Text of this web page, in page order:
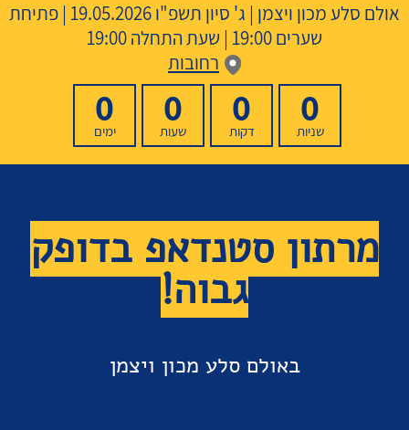
אולם סלע מכון ויצמן | ג' סיון תשפ"ו
19.05.2026 | פתיחת
שערים 19:00 | שעת התחלה 19:00
רחובות
0
שניות
0
דקות
0
שעות
0
ימים
מרתון סטנדאפ בדופק
גבוה!
באולם סלע מכון ויצמן